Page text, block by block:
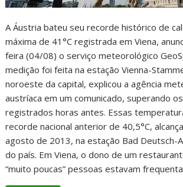
A Áustria bateu seu recorde histórico de
máxima de 41°C registrada em Viena,
feira (04/08) o serviço meteorológico
medição foi feita na estação Vienna-
noroeste da capital, explicou a agência
austríaca em um comunicado, superando
registrados horas antes. Essas
recorde nacional anterior de 40,5°C,
agosto de 2013, na estação Bad Deutsch-
do país. Em Viena, o dono de um
“muito poucas” pessoas estavam